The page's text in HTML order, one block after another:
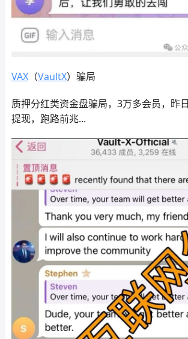
VAX（VaultX）骗局
质押分红类资金盘骗局，3万多会员，昨
提现，跑路前兆...